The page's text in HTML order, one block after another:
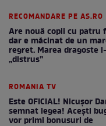
RECOMANDARE PE AS.RO
Are nouă copii cu patru
dar e măcinat de un
regret. Marea dragoste
„distrus”
ROMANIA TV
Este OFICIAL! Nicușor
semnat legea! Acești
vor primi bonusuri de